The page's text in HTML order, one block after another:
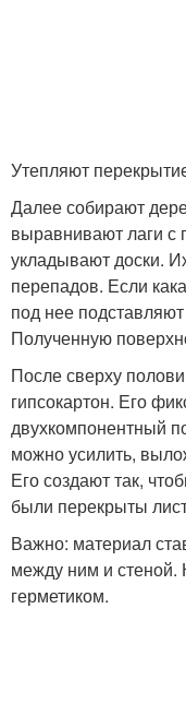
Утепляют
Далее собирают
выравнивают лаги
укладывают доски.
перепадов. Если
под нее
Полученную
После сверху
гипсокартон. Его
двухкомпонентный
можно усилить,
Его создают так,
были перекрыты
Важно: материал
между ним и
герметиком.